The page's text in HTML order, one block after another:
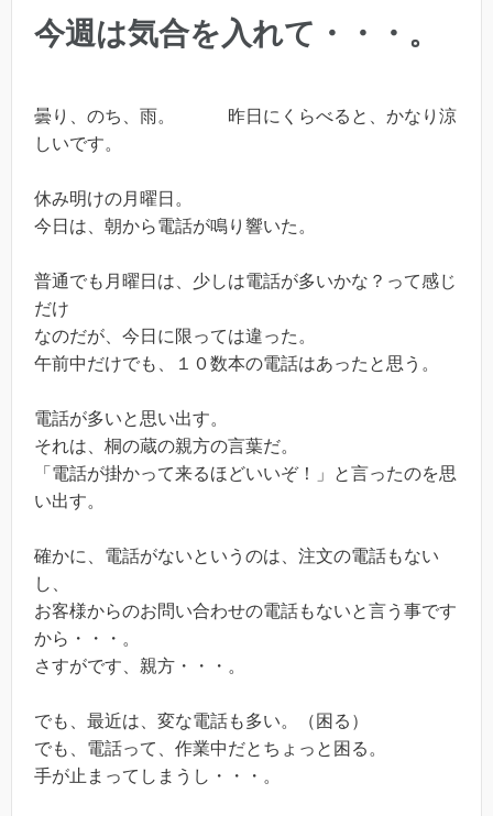
今週は気合を入れて・・・。
曇り、のち、雨。 昨日にくらべると、かなり涼
しいです。
休み明けの月曜日。
今日は、朝から電話が鳴り響いた。
普通でも月曜日は、少しは電話が多いかな？って感じ
だけ
なのだが、今日に限っては違った。
午前中だけでも、１０数本の電話はあったと思う。
電話が多いと思い出す。
それは、桐の蔵の親方の言葉だ。
「電話が掛かって来るほどいいぞ！」と言ったのを思
い出す。
確かに、電話がないというのは、注文の電話もない
し、
お客様からのお問い合わせの電話もないと言う事です
から・・・。
さすがです、親方・・・。
でも、最近は、変な電話も多い。（困る）
でも、電話って、作業中だとちょっと困る。
手が止まってしまうし・・・。